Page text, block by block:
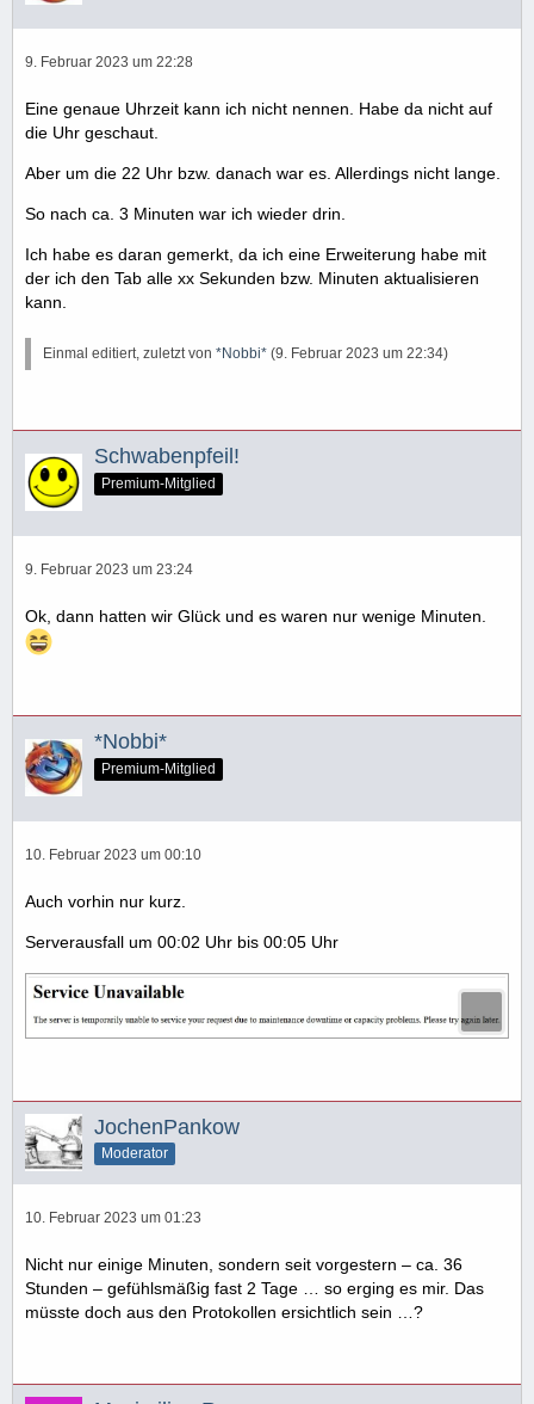
9. Februar 2023 um 22:28
Eine genaue Uhrzeit kann ich nicht nennen. Habe da nicht auf
die Uhr geschaut.
Aber um die 22 Uhr bzw. danach war es. Allerdings nicht lange.
So nach ca. 3 Minuten war ich wieder drin.
Ich habe es daran gemerkt, da ich eine Erweiterung habe mit
der ich den Tab alle xx Sekunden bzw. Minuten aktualisieren
kann.
Einmal editiert, zuletzt von *Nobbi* (9. Februar 2023 um 22:34)
Schwabenpfeil!
Premium-Mitglied
9. Februar 2023 um 23:24
Ok, dann hatten wir Glück und es waren nur wenige Minuten.
*Nobbi*
Premium-Mitglied
10. Februar 2023 um 00:10
Auch vorhin nur kurz.
Serverausfall um 00:02 Uhr bis 00:05 Uhr
JochenPankow
Moderator
10. Februar 2023 um 01:23
Nicht nur einige Minuten, sondern seit vorgestern – ca. 36
Stunden – gefühlsmäßig fast 2 Tage … so erging es mir. Das
müsste doch aus den Protokollen ersichtlich sein …?